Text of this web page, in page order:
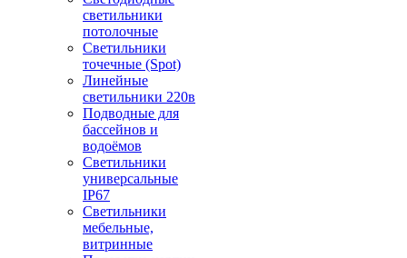
светильники
потолочные
Светильники
точечные (Spot)
Линейные
светильники 220в
Подводные для
бассейнов и
водоёмов
Светильники
универсальные
IP67
Светильники
мебельные,
витринные